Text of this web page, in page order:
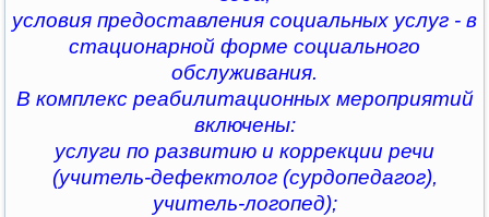
условия предоставления социальных услуг - в
стационарной форме социального
обслуживания.
В комплекс реабилитационных мероприятий
включены:
услуги по развитию и коррекции речи
(учитель-дефектолог (сурдопедагог),
учитель-логопед);